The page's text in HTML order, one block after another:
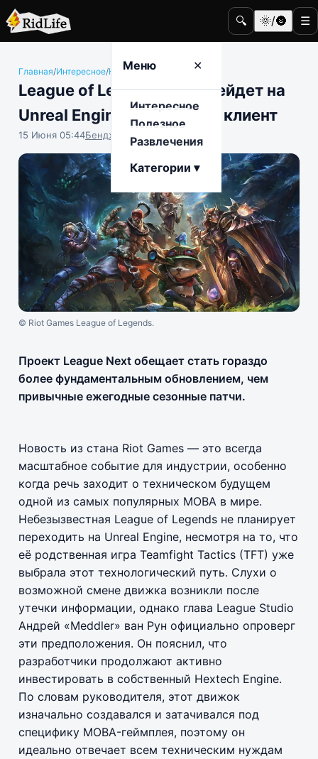
🔍 🌞/🌚 ☰
Меню ✕
Интересное
Полезное
Развлечения
Категории ▾
Главная/Интересное/Компьютерные игры
League of Legends не перейдет на
Unreal Engine, но изменит клиент
15 Июня 05:44Бенджамин Воробьёв
© Riot Games League of Legends.
Проект League Next обещает стать гораздо
более фундаментальным обновлением, чем
привычные ежегодные сезонные патчи.
Новость из стана Riot Games — это всегда
масштабное событие для индустрии, особенно
когда речь заходит о техническом будущем
одной из самых популярных MOBA в мире.
Небезызвестная League of Legends не планирует
переходить на Unreal Engine, несмотря на то, что
её родственная игра Teamfight Tactics (TFT) уже
выбрала этот технологический путь. Слухи о
возможной смене движка возникли после
утечки информации, однако глава League Studio
Андрей «Meddler» ван Рун официально опроверг
эти предположения. Он пояснил, что
разработчики продолжают активно
инвестировать в собственный Hextech Engine.
По словам руководителя, этот движок
изначально создавался и затачивался под
специфику MOBA-геймплея, поэтому он
идеально отвечает всем техническим нуждам